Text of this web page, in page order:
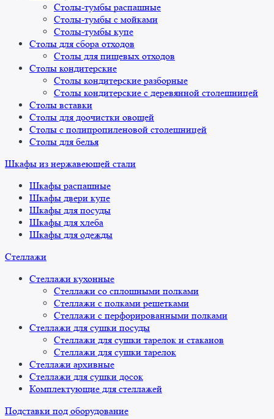
Столы-тумбы распашные
Столы-тумбы с мойками
Столы-тумбы купе
Столы для сбора отходов
Столы для пищевых отходов
Столы кондитерские
Столы кондитерские разборные
Столы кондитерские с деревянной столешницей
Столы вставки
Столы для доочистки овощей
Столы с полипропиленовой столешницей
Столы для белья
Шкафы из нержавеющей стали
Шкафы распашные
Шкафы двери купе
Шкафы для посуды
Шкафы для хлеба
Шкафы для одежды
Стеллажи
Стеллажи кухонные
Стеллажи со сплошными полками
Стеллажи с полками решетками
Стеллажи с перфорированными полками
Стеллажи для сушки посуды
Стеллажи для сушки тарелок и стаканов
Стеллажи для сушки тарелок
Стеллажи архивные
Стеллажи для сушки досок
Комплектующие для стеллажей
Подставки под оборудование